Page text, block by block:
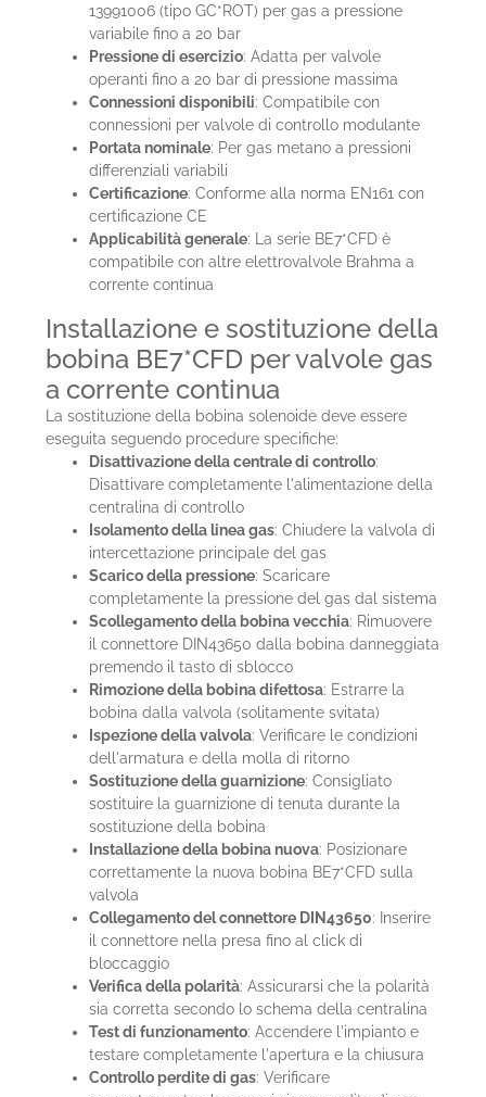
13991006 (tipo GC*ROT) per gas a pressione
variabile fino a 20 bar
Pressione di esercizio: Adatta per valvole
operanti fino a 20 bar di pressione massima
Connessioni disponibili: Compatibile con
connessioni per valvole di controllo modulante
Portata nominale: Per gas metano a pressioni
differenziali variabili
Certificazione: Conforme alla norma EN161 con
certificazione CE
Applicabilità generale: La serie BE7*CFD è
compatibile con altre elettrovalvole Brahma a
corrente continua
Installazione e sostituzione della
bobina BE7*CFD per valvole gas
a corrente continua
La sostituzione della bobina solenoide deve essere
eseguita seguendo procedure specifiche:
Disattivazione della centrale di controllo:
Disattivare completamente l'alimentazione della
centralina di controllo
Isolamento della linea gas: Chiudere la valvola di
intercettazione principale del gas
Scarico della pressione: Scaricare
completamente la pressione del gas dal sistema
Scollegamento della bobina vecchia: Rimuovere
il connettore DIN43650 dalla bobina danneggiata
premendo il tasto di sblocco
Rimozione della bobina difettosa: Estrarre la
bobina dalla valvola (solitamente svitata)
Ispezione della valvola: Verificare le condizioni
dell'armatura e della molla di ritorno
Sostituzione della guarnizione: Consigliato
sostituire la guarnizione di tenuta durante la
sostituzione della bobina
Installazione della bobina nuova: Posizionare
correttamente la nuova bobina BE7*CFD sulla
valvola
Collegamento del connettore DIN43650: Inserire
il connettore nella presa fino al click di
bloccaggio
Verifica della polarità: Assicurarsi che la polarità
sia corretta secondo lo schema della centralina
Test di funzionamento: Accendere l'impianto e
testare completamente l'apertura e la chiusura
Controllo perdite di gas: Verificare